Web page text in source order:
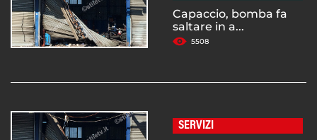
Capaccio, bomba fa
saltare in a...
5508
SERVIZI